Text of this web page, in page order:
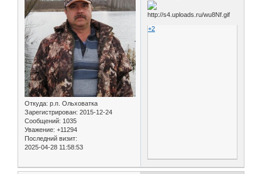
Откуда: р.п. Ольховатка
Зарегистрирован: 2015-12-24
Сообщений: 1035
Уважение: +11294
Последний визит:
2025-04-28 11:58:53
+2